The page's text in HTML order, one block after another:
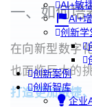
AI+敏
AI+
创新学
创新案例
创新智库
企业
一、如何培
在向新型数字
也面临巨大的挑
打造更加敏捷